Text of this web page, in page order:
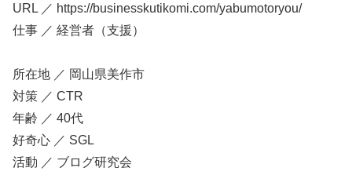
URL ／ https://businesskutikomi.com/yabumotoryou/
仕事 ／ 経営者（支援）
所在地 ／ 岡山県美作市
対策 ／ CTR
年齢 ／ 40代
好奇心 ／ SGL
活動 ／ ブログ研究会